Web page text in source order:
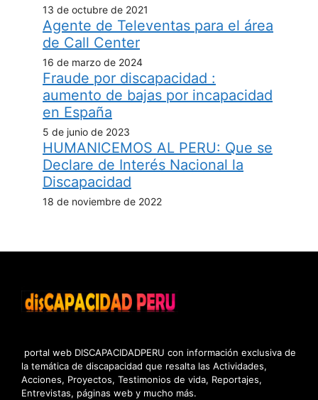
13 de octubre de 2021
Agente de Televentas para el área
de Call Center
16 de marzo de 2024
Fraude por discapacidad :
aumento de bajas por incapacidad
en España
5 de junio de 2023
HUMANICEMOS AL PERU: Que se
Declare de Interés Nacional la
Discapacidad
18 de noviembre de 2022
portal web DISCAPACIDADPERU con información exclusiva de
la temática de discapacidad que resalta las Actividades,
Acciones, Proyectos, Testimonios de vida, Reportajes,
Entrevistas, páginas web y mucho más.